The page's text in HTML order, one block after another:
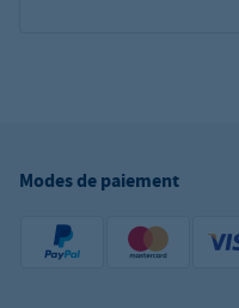
Modes de paiement